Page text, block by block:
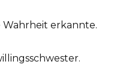
Wahrheit erkannte.